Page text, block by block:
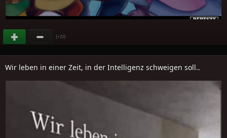
(+22)
Wir leben in einer Zeit, in der Intelligenz schweigen soll..